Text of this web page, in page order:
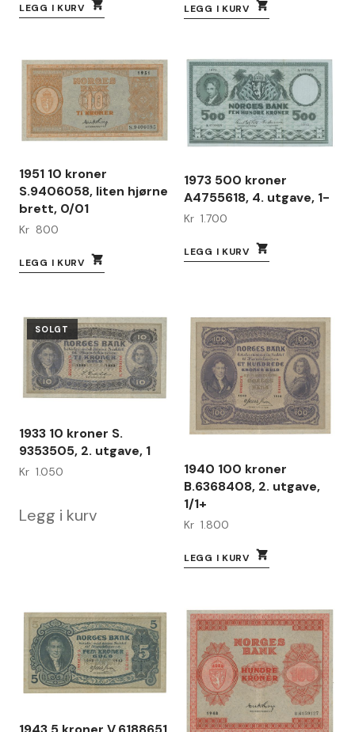
LEGG I KURV LEGG I KURV
1951 10 kroner
S.9406058, liten hjørne
brett, 0/01
Kr 800
LEGG I KURV
1973 500 kroner
A4755618, 4. utgave, 1-
Kr 1.700
LEGG I KURV
1933 10 kroner S.
9353505, 2. utgave, 1
Kr 1.050
Legg i kurv
1940 100 kroner
B.6368408, 2. utgave,
1/1+
Kr 1.800
LEGG I KURV